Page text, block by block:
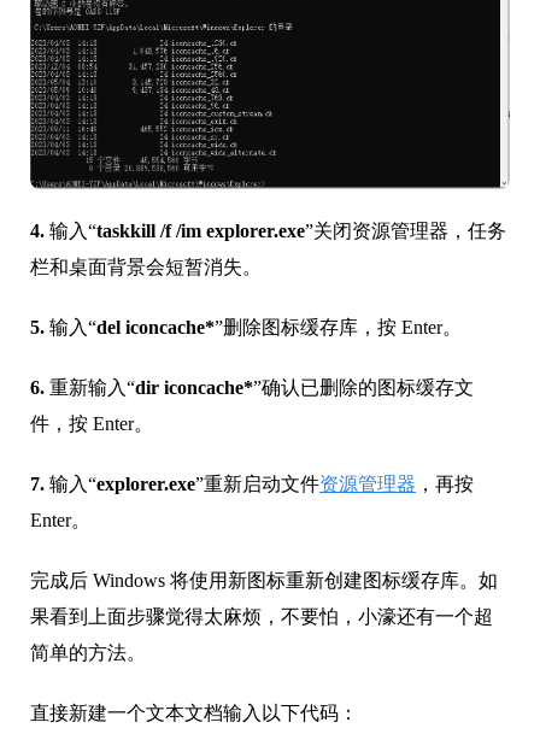
4. 输入“taskkill /f /im explorer.exe”关闭资源管理器，任务
栏和桌面背景会短暂消失。
5. 输入“del iconcache*”删除图标缓存库，按 Enter。
6. 重新输入“dir iconcache*”确认已删除的图标缓存文
件，按 Enter。
7. 输入“explorer.exe”重新启动文件资源管理器 ，再按
Enter。
完成后 Windows 将使用新图标重新创建图标缓存库。如
果看到上面步骤觉得太麻烦，不要怕，小濠还有一个超
简单的方法。
直接新建一个文本文档输入以下代码：